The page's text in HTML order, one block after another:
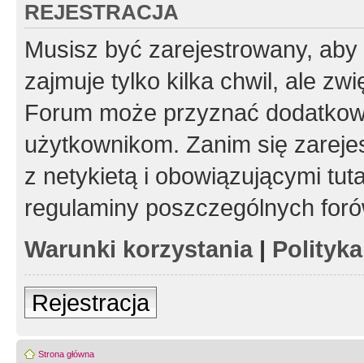
REJESTRACJA
Musisz być zarejestrowany,
zajmuje tylko kilka chwil, ale
Forum może przyznać
użytkownikom. Zanim się
z netykietą i obowiązującymi
regulaminy poszczególnych
Warunki korzystania|
Rejestracja
Strona główna